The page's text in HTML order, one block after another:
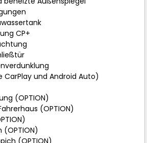
CP+
CarPlay und Android Auto)
(OPTION)
(OPTION)
(OPTION)